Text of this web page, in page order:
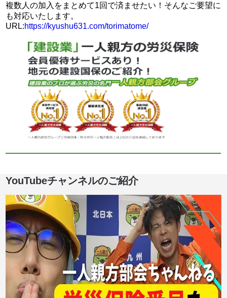
複数人の加入をまとめて1回で済ませたい！そんなご要望に
も対応いたします。
URL:https://kyushu631.com/torimatome/
YouTubeチャンネルのご紹介